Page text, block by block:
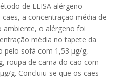
de ELISA alérgeno
a concentração média de
ambiente, o alérgeno foi
média no tapete da
pelo sofá com 1,53 μg/g,
roupa de cama do cão com
g. Concluiu-se que os cães